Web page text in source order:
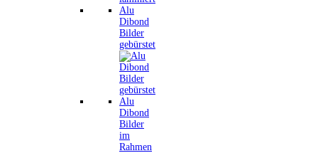
Alu
Dibond
Bilder
gebürstet
Alu
Dibond
Bilder
im
Rahmen